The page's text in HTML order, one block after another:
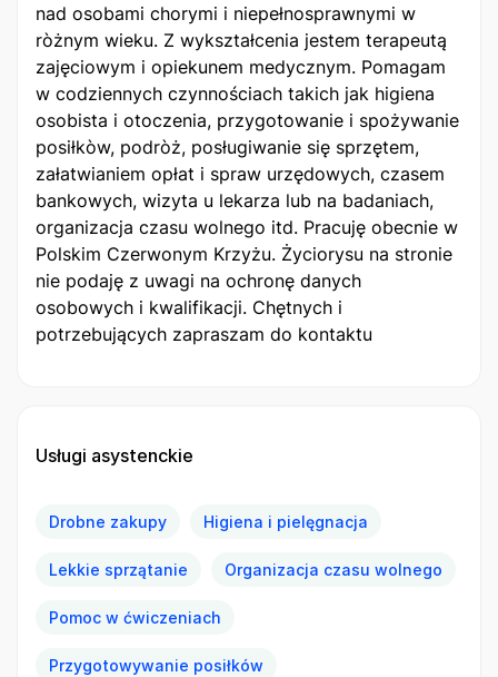
nad osobami chorymi i niepełnosprawnymi w
ròżnym wieku. Z wykształcenia jestem terapeutą
zajęciowym i opiekunem medycznym. Pomagam
w codziennych czynnościach takich jak higiena
osobista i otoczenia, przygotowanie i spożywanie
posiłkòw, podròż, posługiwanie się sprzętem,
załatwianiem opłat i spraw urzędowych, czasem
bankowych, wizyta u lekarza lub na badaniach,
organizacja czasu wolnego itd. Pracuję obecnie w
Polskim Czerwonym Krzyżu. Życiorysu na stronie
nie podaję z uwagi na ochronę danych
osobowych i kwalifikacji. Chętnych i
potrzebujących zapraszam do kontaktu
Usługi asystenckie
Drobne zakupy Higiena i pielęgnacja
Lekkie sprzątanie Organizacja czasu wolnego
Pomoc w ćwiczeniach
Przygotowywanie posiłków